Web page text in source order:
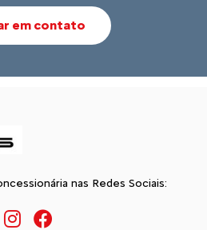
em contato
nas Redes Sociais: